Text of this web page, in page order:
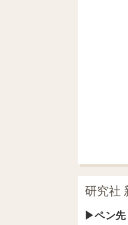
研究社
ペン